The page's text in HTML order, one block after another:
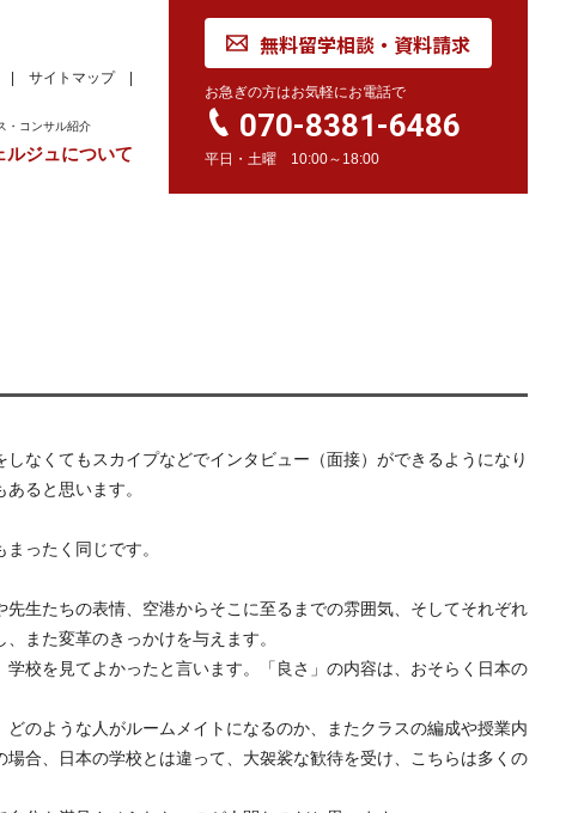
サイトマップ
・コンサル紹介
ルジュについて
無料留学相談・資料請求
お急ぎの方はお気軽にお電話で
070-8381-6486
平日・土曜 10:00～18:00
なくてもスカイプなどでインタビュー（面接）ができるようになり
ると思います。
ったく同じです。
生たちの表情、空港からそこに至るまでの雰囲気、そしてそれぞれ
また変革のきっかけを与えます。
校を見てよかったと言います。「良さ」の内容は、おそらく日本の
のような人がルームメイトになるのか、またクラスの編成や授業内
合、日本の学校とは違って、大袈裟な歓待を受け、こちらは多くの